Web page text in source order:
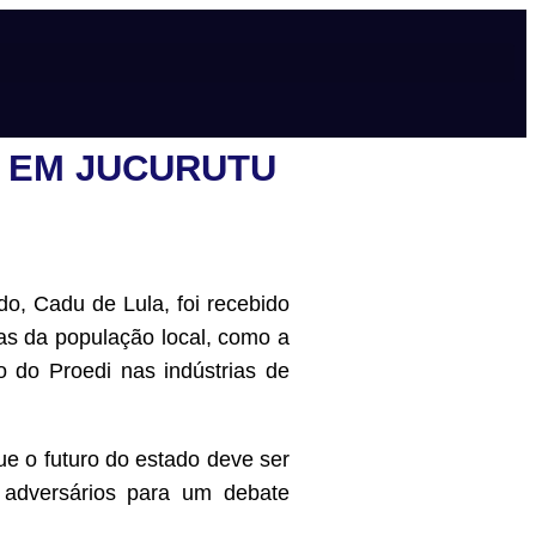
JUCURUTU
Cadu de Lula, foi recebido
da população local, como a
do Proedi nas indústrias de
o futuro do estado deve ser
para um debate